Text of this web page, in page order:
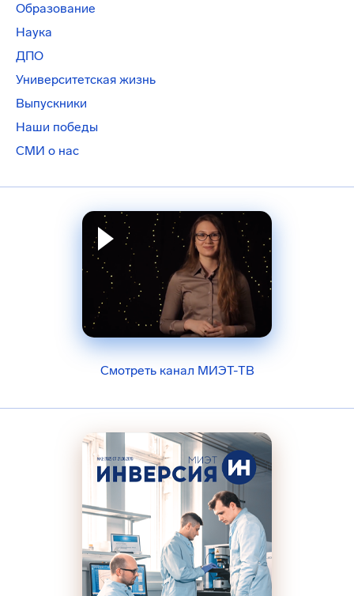
Образование
Наука
ДПО
Университетская жизнь
Выпускники
Наши победы
СМИ о нас
Смотреть канал МИЭТ-ТВ